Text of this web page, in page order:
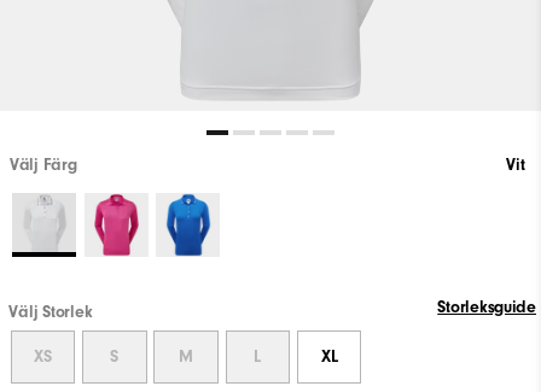
Välj Färg Vit
Välj Storlek Storleksguide
XS S M L XL